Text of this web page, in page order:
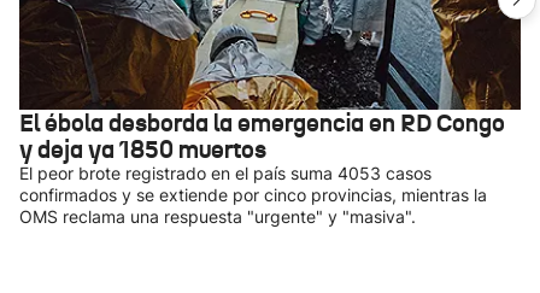
El ébola desborda la emergencia en RD Congo
y deja ya 1850 muertos
El peor brote registrado en el país suma 4053 casos
confirmados y se extiende por cinco provincias, mientras la
OMS reclama una respuesta "urgente" y "masiva".